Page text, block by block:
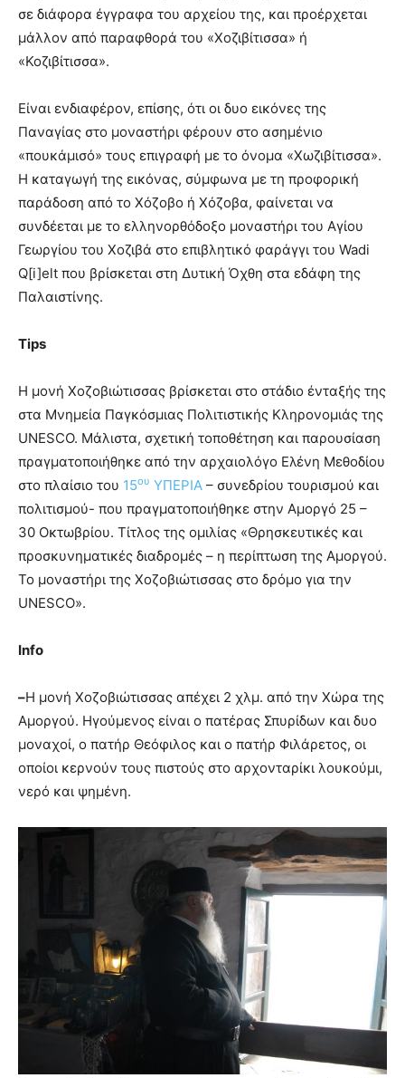
σε διάφορα έγγραφα του αρχείου της, και προέρχεται
μάλλον από παραφθορά του «Χοζιβίτισσα» ή
«Κοζιβίτισσα».
Είναι ενδιαφέρον, επίσης, ότι οι δυο εικόνες της
Παναγίας στο μοναστήρι φέρουν στο ασημένιο
«πουκάμισό» τους επιγραφή με το όνομα «Χωζιβίτισσα».
Η καταγωγή της εικόνας, σύμφωνα με τη προφορική
παράδοση από το Χόζοβο ή Χόζοβα, φαίνεται να
συνδέεται με το ελληνορθόδοξο μοναστήρι του Αγίου
Γεωργίου του Χοζιβά στο επιβλητικό φαράγγι του Wadi
Q[i]elt που βρίσκεται στη Δυτική Όχθη στα εδάφη της
Παλαιστίνης.
Tips
Η μονή Χοζοβιώτισσας βρίσκεται στο στάδιο ένταξής της
στα Μνημεία Παγκόσμιας Πολιτιστικής Κληρονομιάς της
UNESCO. Μάλιστα, σχετική τοποθέτηση και παρουσίαση
πραγματοποιήθηκε από την αρχαιολόγο Ελένη Μεθοδίου
στο πλαίσιο του 15ου ΥΠΕΡΙΑ – συνεδρίου τουρισμού και
πολιτισμού- που πραγματοποιήθηκε στην Αμοργό 25 –
30 Οκτωβρίου. Τίτλος της ομιλίας «Θρησκευτικές και
προσκυνηματικές διαδρομές – η περίπτωση της Αμοργού.
Το μοναστήρι της Χοζοβιώτισσας στο δρόμο για την
UNESCO».
Info
–Η μονή Χοζοβιώτισσας απέχει 2 χλμ. από την Χώρα της
Αμοργού. Ηγούμενος είναι ο πατέρας Σπυρίδων και δυο
μοναχοί, ο πατήρ Θεόφιλος και ο πατήρ Φιλάρετος, οι
οποίοι κερνούν τους πιστούς στο αρχονταρίκι λουκούμι,
νερό και ψημένη.